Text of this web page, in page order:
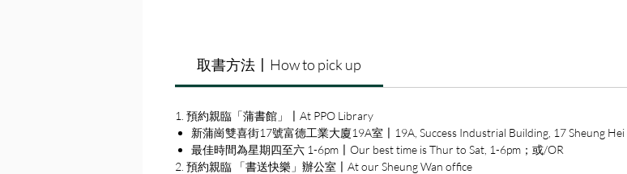
取書方法〡How to pick up
1. 預約親臨「蒲書館」〡At PPO Library
新蒲崗雙喜街17號富德工業大廈19A室〡19A, Success Industrial Building, 17 Sheung Hei
最佳時間為星期四至六 1-6pm〡Our best time is Thur to Sat, 1-6pm；或/OR
2. 預約親臨 「書送快樂」辦公室〡At our Sheung Wan office